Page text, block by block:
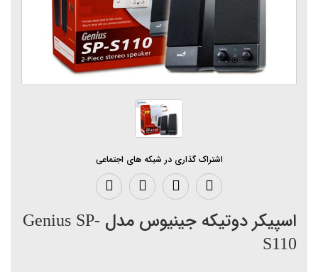
اشتراک گذاری در شبکه های اجتماعی
اسپیکر دوتیکه جینیوس مدل Genius SP-
S110